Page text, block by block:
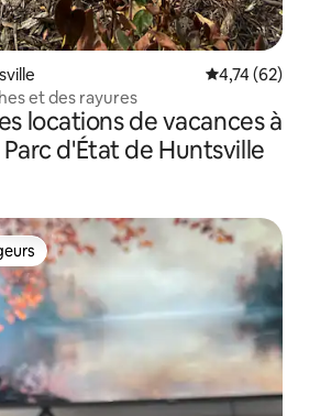
Évaluation
4,74 (62)
et des rayures
locations de vacances à
d'État de Huntsville